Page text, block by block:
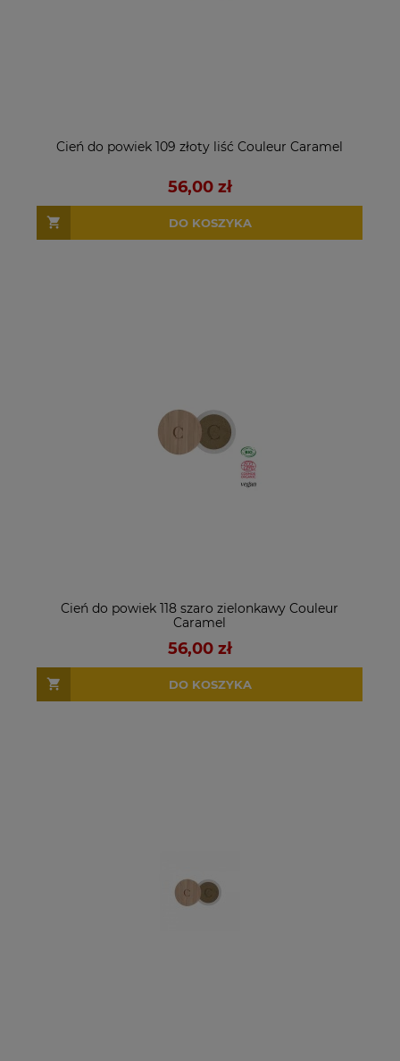
Cień do powiek 109 złoty liść Couleur Caramel
56,00 zł
DO KOSZYKA
Cień do powiek 118 szaro zielonkawy Couleur
Caramel
56,00 zł
DO KOSZYKA